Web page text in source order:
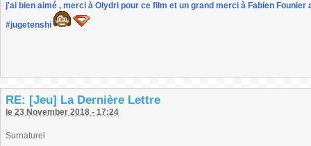
j'ai bien aimé , merci à Olydri pour ce film et un grand merci à Fabien
#jugetenshi
RE: [Jeu] La Dernière Lettre
le 23 November 2018 - 17:24
Surnaturel